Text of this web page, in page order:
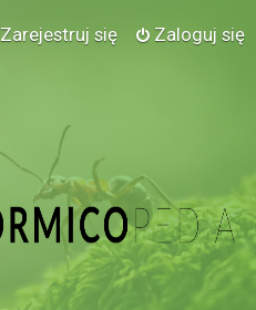
Zaloguj się
Zarejestruj się